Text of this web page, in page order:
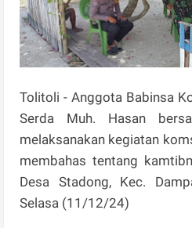
Tolitoli - Anggota Babinsa
Serda Muh. Hasan
melaksanakan kegiatan
membahas tentang
Desa Stadong, Kec.
Selasa (11/12/24)